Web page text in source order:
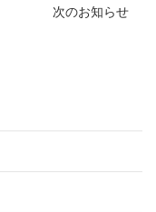
次のお知らせ